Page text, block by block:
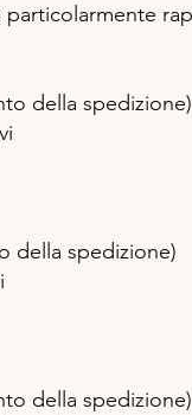
particolarmente
della spedizione)
della spedizione)
della spedizione)